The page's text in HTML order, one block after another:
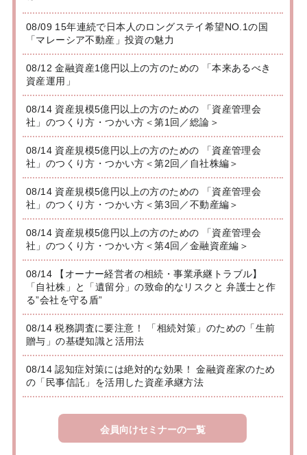
08/09 15年連続で日本人のロングステイ希望NO.1の国
「マレーシア不動産」投資の魅力
08/12 金融資産1億円以上の方のための 「本来あるべき
資産運用」
08/14 資産規模5億円以上の方のための 「資産管理会
社」のつくり方・つかい方＜第1回／総論＞
08/14 資産規模5億円以上の方のための 「資産管理会
社」のつくり方・つかい方＜第2回／自社株編＞
08/14 資産規模5億円以上の方のための 「資産管理会
社」のつくり方・つかい方＜第3回／不動産編＞
08/14 資産規模5億円以上の方のための 「資産管理会
社」のつくり方・つかい方＜第4回／金融資産編＞
08/14 【オーナー経営者の相続・事業承継トラブル】
「自社株」と「遺留分」の致命的なリスクと 弁護士と作
る”会社を守る盾”
08/14 税務調査に要注意！ 「相続対策」のための「生前
贈与」の基礎知識と活用法
08/14 認知症対策には絶対的な効果！ 金融資産家のため
の「民事信託」を活用した資産承継方法
会員向けセミナーの一覧